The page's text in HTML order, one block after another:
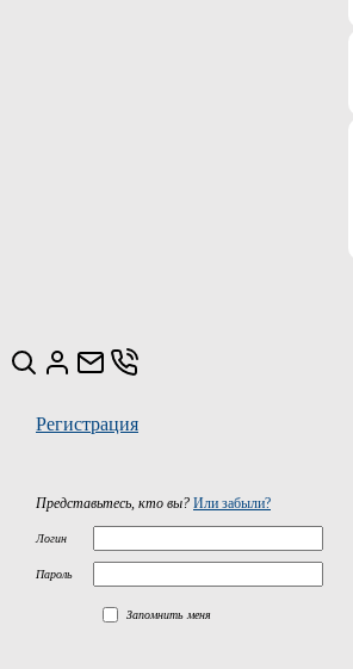
Регистрация
Представьтесь, кто вы? Или забыли?
Логин
Пароль
Запомнить меня